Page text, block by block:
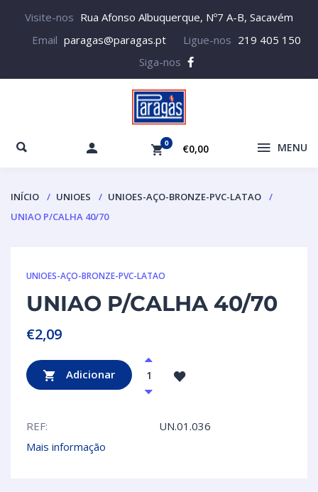
Visite-nos Rua Afonso Albuquerque, Nº7 A-B, Sacavém
Email paragas@paragas.pt Ligue-nos 219 405 150
Siga-nos
0 €0,00 MENU
INÍCIO UNIOES
UNIOES-AÇO-BRONZE-PVC-LATAO
UNIAO P/CALHA 40/70
UNIOES-AÇO-BRONZE-PVC-LATAO
UNIAO P/CALHA 40/70
€2,09
Adicionar
REF:
UN.01.036
Mais informação